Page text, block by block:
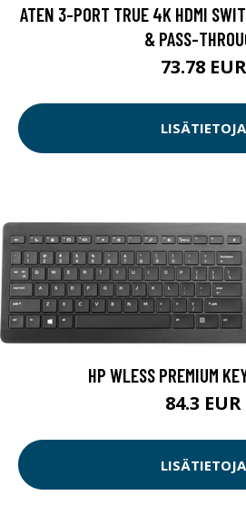
ATEN 3-PORT TRUE 4K HDMI
& PASS-
73.78 EUR
LISÄTIETOJA
HP WLESS PREMIUM
84.3 EUR
LISÄTIETOJA